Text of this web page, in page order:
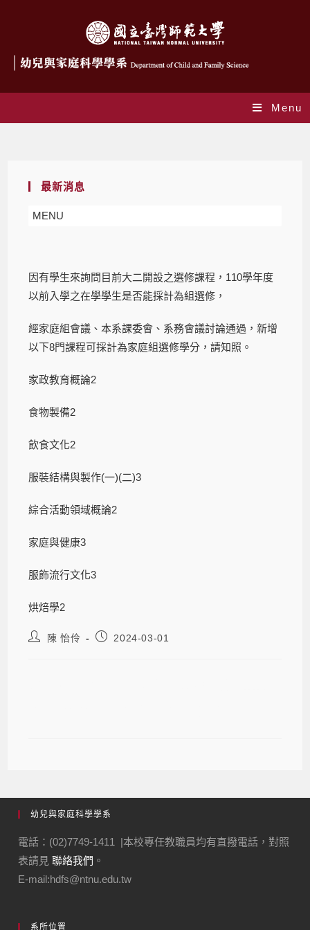
Menu
最新消息
MENU
因有學生來詢問目前大二開設之選修課程，110學年度
以前入學之在學學生是否能採計為組選修，
經家庭組會議、本系課委會、系務會議討論通過，新增
以下8門課程可採計為家庭組選修學分，請知照。
家政教育概論2
食物製備2
飲食文化2
服裝結構與製作(一)(二)3
綜合活動領域概論2
家庭與健康3
服飾流行文化3
烘焙學2
陳 怡伶 2024-03-01
幼兒與家庭科學學系
電話：(02)7749-1411 |本校專任教職員均有直撥電話，對照
表請見聯絡我們 。
E-mail:hdfs@ntnu.edu.tw
系所位置